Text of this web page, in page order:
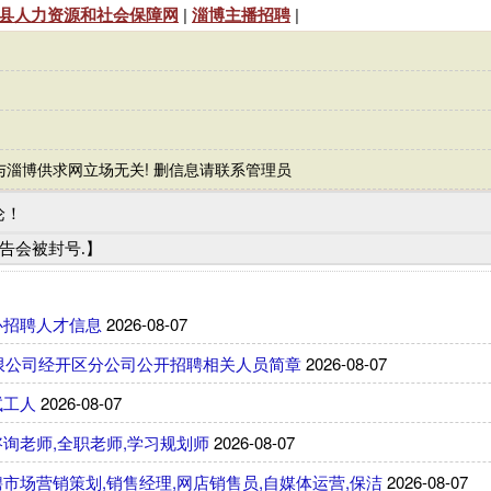
人力资源和社会保障网 | 淄博主播招聘|
博供求网立场无关! 删信息请联系管理员
会被封号.】
聘人才信息 2026-08-07
司经开区分公司公开招聘相关人员简章2026-08-07
人 2026-08-07
老师,全职老师,学习规划师2026-08-07
场营销策划,销售经理,网店销售员,自媒体运营,保洁2026-08-07